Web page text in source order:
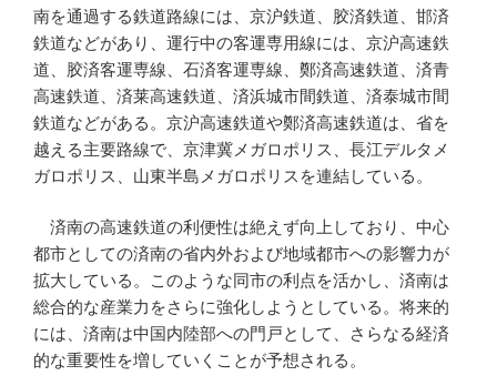
南を通過する鉄道路線には、京沪鉄道、胶済鉄道、邯済
鉄道などがあり、運行中の客運専用線には、京沪高速鉄
道、胶済客運専線、石済客運専線、鄭済高速鉄道、済青
高速鉄道、済莱高速鉄道、済浜城市間鉄道、済泰城市間
鉄道などがある。京沪高速鉄道や鄭済高速鉄道は、省を
越える主要路線で、京津冀メガロポリス、長江デルタメ
ガロポリス、山東半島メガロポリスを連結している。
済南の高速鉄道の利便性は絶えず向上しており、中心
都市としての済南の省内外および地域都市への影響力が
拡大している。このような同市の利点を活かし、済南は
総合的な産業力をさらに強化しようとしている。将来的
には、済南は中国内陸部への門戸として、さらなる経済
的な重要性を増していくことが予想される。